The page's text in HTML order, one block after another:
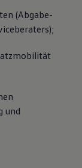
(Abgabe-
und